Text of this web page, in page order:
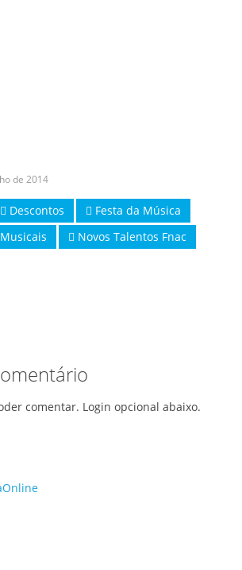
de 2014
Descontos
Festa da Música
Novos Talentos Fnac
comentar. Login opcional abaixo.